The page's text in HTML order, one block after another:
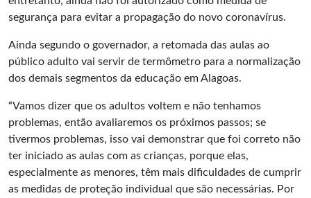
segurança para evitar a propagação do novo coronavírus.
Ainda segundo o governador, a retomada das aulas ao
público adulto vai servir de termômetro para a normalização
dos demais segmentos da educação em Alagoas.
“Vamos dizer que os adultos voltem e não tenhamos
problemas, então avaliaremos os próximos passos; se
tivermos problemas, isso vai demonstrar que foi correto não
ter iniciado as aulas com as crianças, porque elas,
especialmente as menores, têm mais dificuldades de cumprir
as medidas de proteção individual que são necessárias. Por